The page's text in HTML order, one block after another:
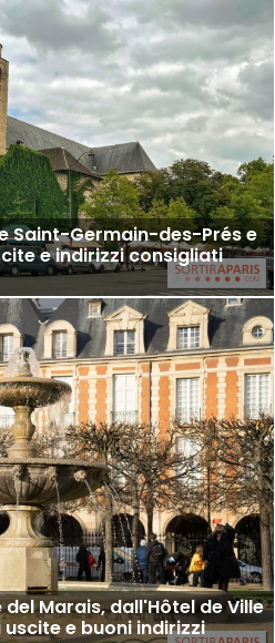
Saint-Germain-des-Prés e
e indirizzi consigliati
Marais, dall'Hôtel de Ville
uscite e buoni indirizzi